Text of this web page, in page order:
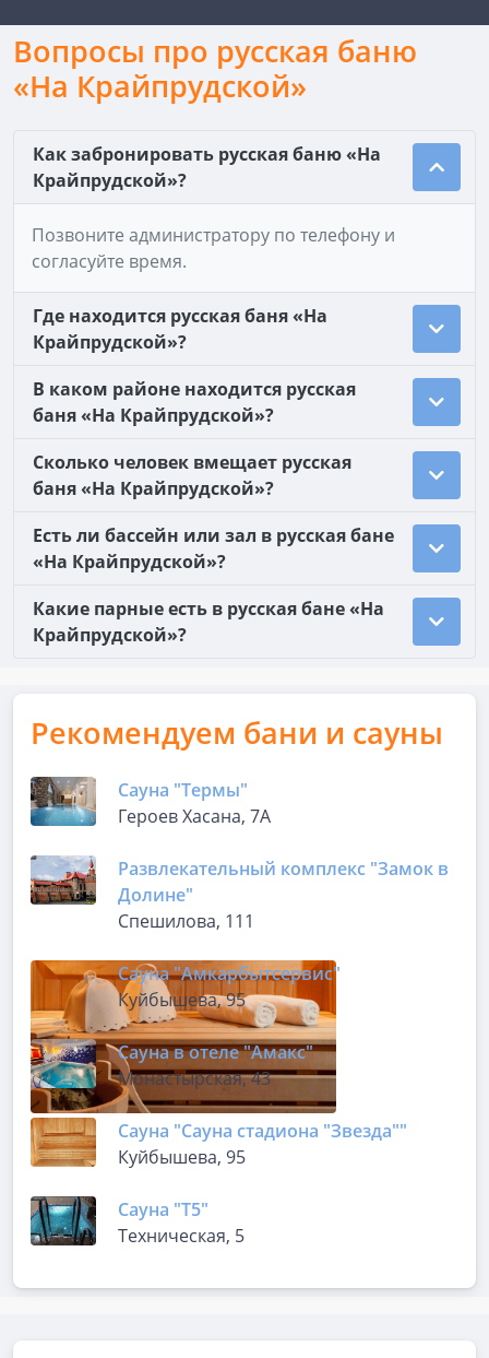
Вопросы про русская баню
«На Крайпрудской»
Как забронировать русская баню «На
Крайпрудской»?
Позвоните администратору по телефону и
согласуйте время.
Где находится русская баня «На
Крайпрудской»?
В каком районе находится русская
баня «На Крайпрудской»?
Сколько человек вмещает русская
баня «На Крайпрудской»?
Есть ли бассейн или зал в русская бане
«На Крайпрудской»?
Какие парные есть в русская бане «На
Крайпрудской»?
Рекомендуем бани и сауны
Сауна "Термы"
Героев Хасана, 7А
Развлекательный комплекс "Замок в
Долине"
Спешилова, 111
Сауна "Амкарбытсервис"
Куйбышева, 95
Сауна в отеле "Амакс"
Монастырская, 43
Сауна "Сауна стадиона "Звезда""
Куйбышева, 95
Сауна "Т5"
Техническая, 5